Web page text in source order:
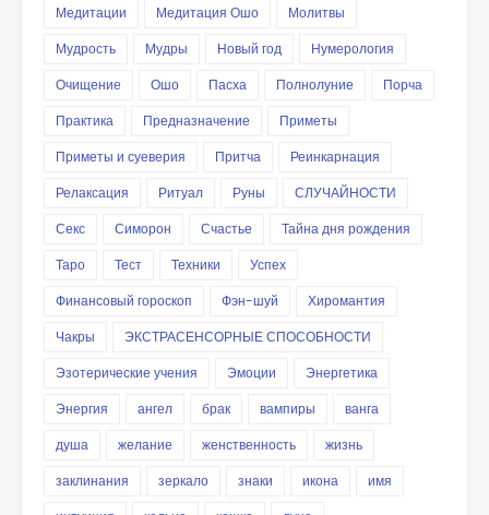
Медитации
Медитация Ошо
Молитвы
Мудрость
Мудры Новый год
Нумерология
Очищение
Ошо Пасха Полнолуние
Порча
Практика
Предназначение
Приметы
Приметы и суеверия
Притча
Реинкарнация
Релаксация
Ритуал Руны
СЛУЧАЙНОСТИ
Секс
Симорон Счастье
Тайна дня рождения
Таро
Тест Техники
Успех
Финансовый гороскоп
Фэн-шуй
Хиромантия
Чакры
ЭКСТРАСЕНСОРНЫЕ СПОСОБНОСТИ
Эзотерические учения
Эмоции
Энергетика
Энергия
ангел брак вампиры
ванга
душа
желание женственность
жизнь
заклинания
зеркало знаки икона
имя